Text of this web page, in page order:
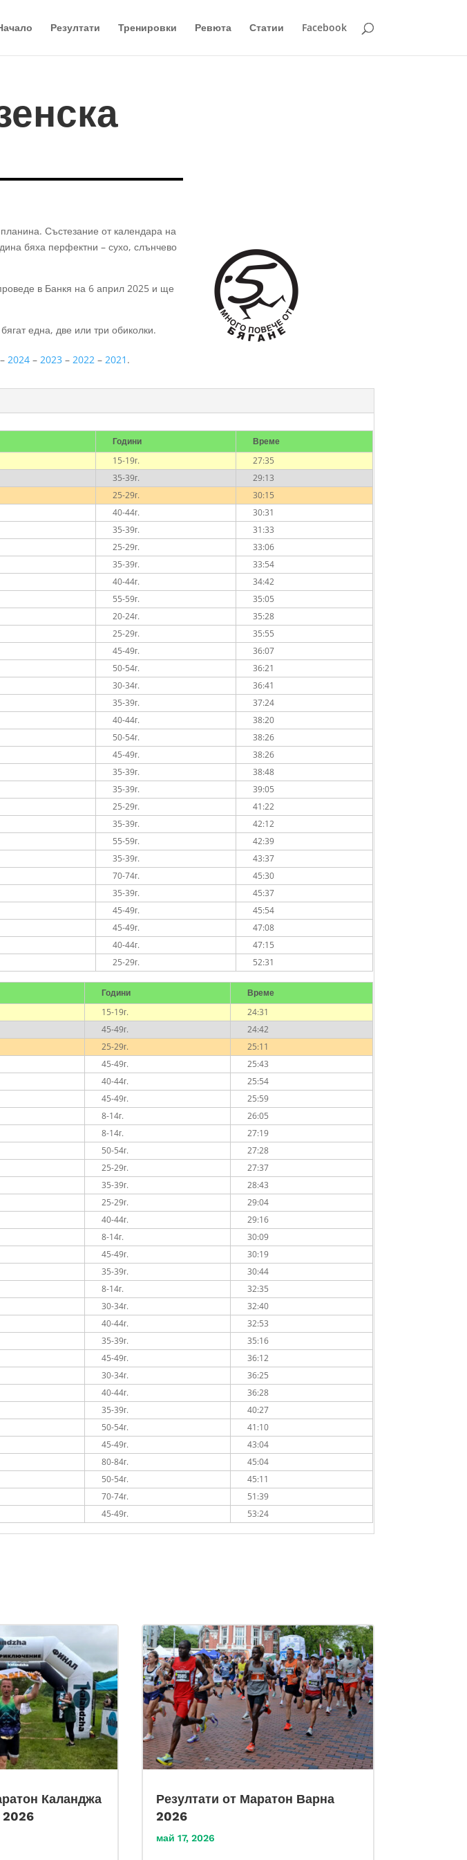
Резултати Тренировки Ревюта Статии Facebook
Състезание от календара на
бяха перфектни – сухо, слънчево
в Банкя на 6 април 2025 и ще
една, две или три обиколки.
– 2024 – 2023 – 2022 – 2021 .
Години
Време
15-19г.
27:35
35-39г.
29:13
25-29г.
30:15
40-44г.
30:31
35-39г.
31:33
25-29г.
33:06
35-39г.
33:54
40-44г.
34:42
55-59г.
35:05
20-24г.
35:28
25-29г.
35:55
45-49г.
36:07
50-54г.
36:21
30-34г.
36:41
35-39г.
37:24
40-44г.
38:20
50-54г.
38:26
45-49г.
38:26
35-39г.
38:48
35-39г.
39:05
25-29г.
41:22
35-39г.
42:12
55-59г.
42:39
35-39г.
43:37
70-74г.
45:30
35-39г.
45:37
45-49г.
45:54
45-49г.
47:08
40-44г.
47:15
25-29г. 52:31
Години
Време
15-19г.
24:31
45-49г.
24:42
25-29г.
25:11
45-49г.
25:43
40-44г.
25:54
45-49г.
25:59
8-14г.
26:05
8-14г.
27:19
50-54г.
27:28
25-29г.
27:37
35-39г.
28:43
25-29г.
29:04
40-44г.
29:16
8-14г.
30:09
45-49г.
30:19
35-39г.
30:44
8-14г.
32:35
30-34г.
32:40
40-44г.
32:53
35-39г.
35:16
45-49г.
36:12
30-34г.
36:25
40-44г.
36:28
35-39г.
40:27
50-54г.
41:10
45-49г.
43:04
80-84г.
45:04
50-54г.
45:11
70-74г.
51:39
45-49г. 53:24
Каланджа
2026
Резултати от Маратон Варна
2026
май 17, 2026